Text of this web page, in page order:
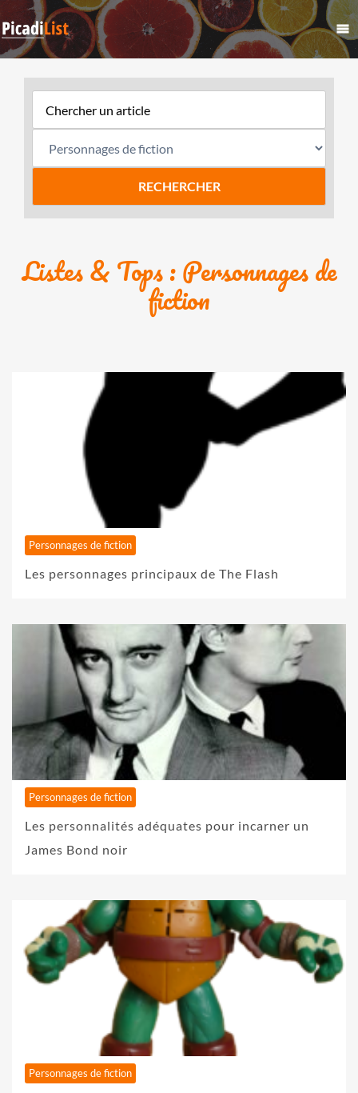
Listes & Tops : Personnages de
fiction
Personnages de fiction
Les personnages principaux de The Flash
Personnages de fiction
Les personnalités adéquates pour incarner un
James Bond noir
Personnages de fiction